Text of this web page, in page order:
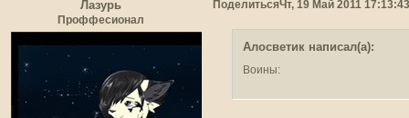
ПоделитьсяЧт, 19 Май 2011 17:13:43
Лазурь
Проффесионал
Алосветик написал(а):
Воины: